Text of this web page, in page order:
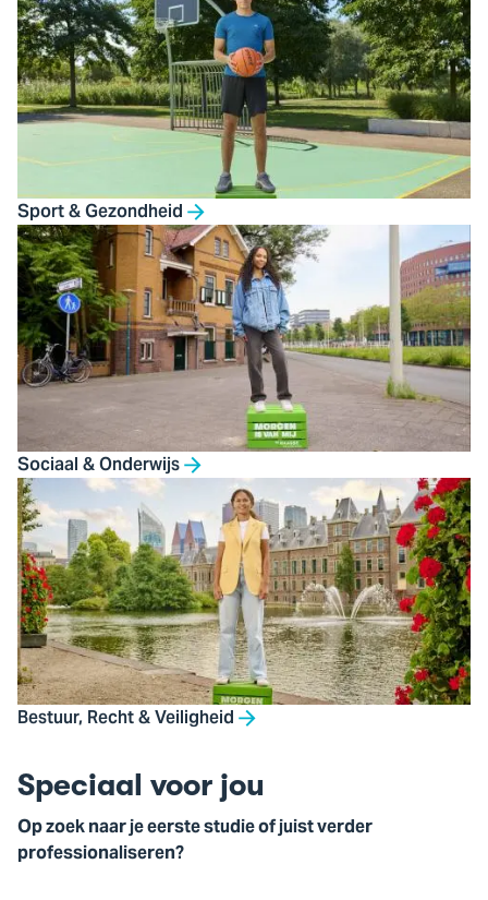
Sport & Gezondheid
Sociaal & Onderwijs
Bestuur, Recht & Veiligheid
Speciaal voor jou
Op zoek naar je eerste studie of juist verder
professionaliseren?